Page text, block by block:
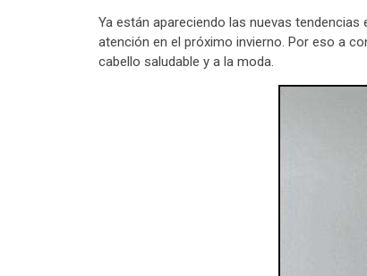
Ya están apareciendo las nuevas
atención en el próximo invierno. Por eso a
cabello saludable y a la moda.